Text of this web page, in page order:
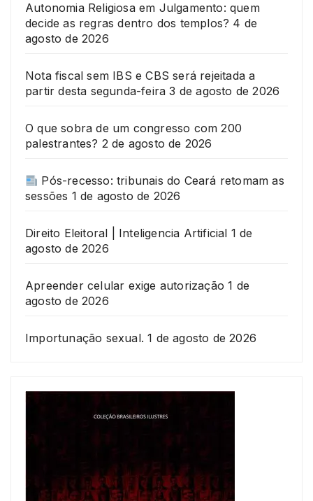
Autonomia Religiosa em Julgamento: quem
decide as regras dentro dos templos? 4 de
agosto de 2026
Nota fiscal sem IBS e CBS será rejeitada a
partir desta segunda-feira 3 de agosto de 2026
O que sobra de um congresso com 200
palestrantes? 2 de agosto de 2026
Pós-recesso: tribunais do Ceará retomam as
sessões 1 de agosto de 2026
Direito Eleitoral | Inteligencia Artificial 1 de
agosto de 2026
Apreender celular exige autorização 1 de
agosto de 2026
Importunação sexual. 1 de agosto de 2026